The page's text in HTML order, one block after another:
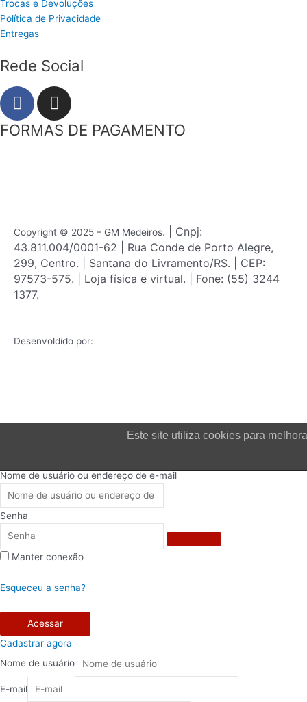
Trocas e Devoluções
Política de Privacidade
Entregas
Rede Social
F
a
c
I
n
s
m
FORMAS DE PAGAMENTO
Copyright © 2025 – GM Medeiros. | Cnpj:
43.811.004/0001-62 | Rua Conde de Porto Alegre,
299, Centro. | Santana do Livramento/RS. | CEP:
97573-575. | Loja física e virtual. | Fone: (55) 3244
1377.
Desenvoldido por:
Este site utiliza cookies para
Nome de usuário ou endereço de e-mail
Senha
Manter conexão
Esqueceu a senha?
Acessar
Cadastrar agora
Nome de usuário
E-mail